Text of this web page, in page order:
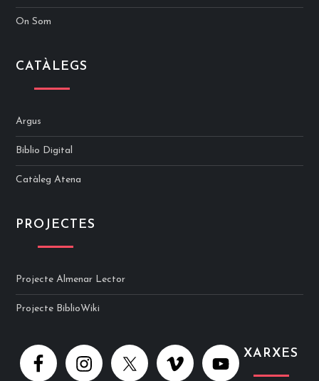
On Som
CATÀLEGS
Argus
Biblio Digital
Catàleg Atena
PROJECTES
Projecte Almenar Lector
Projecte BiblioWiki
XARXES